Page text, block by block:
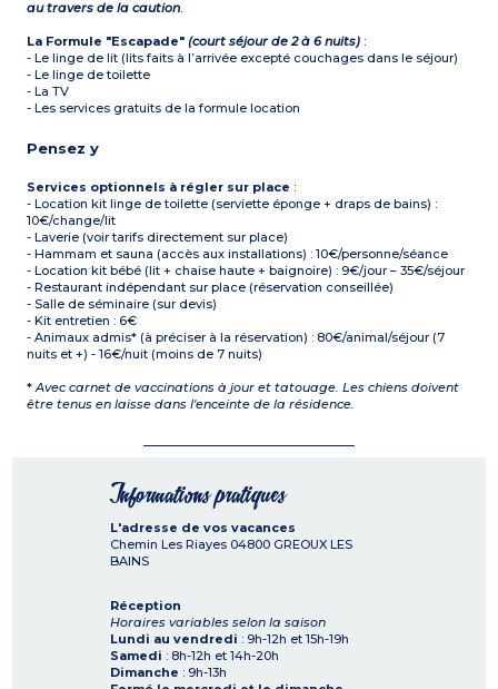
au travers de la caution.
La Formule "Escapade"(court séjour de 2 à 6 nuits) :
- Le linge de lit (lits faits à l’arrivée excepté couchages dans le séjour)
- Le linge de toilette
- La TV
- Les services gratuits de la formule location
Pensez y
Services optionnels à régler sur place :
- Location kit linge de toilette (serviette éponge + draps de bains) :
10€/change/lit
- Laverie (voir tarifs directement sur place)
- Hammam et sauna (accès aux installations) : 10€/personne/séance
- Location kit bébé (lit + chaise haute + baignoire) : 9€/jour – 35€/séjour
- Restaurant indépendant sur place (réservation conseillée)
- Salle de séminaire (sur devis)
- Kit entretien : 6€
- Animaux admis* (à préciser à la réservation) : 80€/animal/séjour (7
nuits et +) - 16€/nuit (moins de 7 nuits)
*Avec carnet de vaccinations à jour et tatouage. Les chiens doivent
être tenus en laisse dans l'enceinte de la résidence.
Informations pratiques
L'adresse de vos vacances
Chemin Les Riayes 04800 GREOUX LES
BAINS
Réception
Horaires variables selon la saison
Lundi au vendredi : 9h-12h et 15h-19h
Samedi : 8h-12h et 14h-20h
Dimanche : 9h-13h